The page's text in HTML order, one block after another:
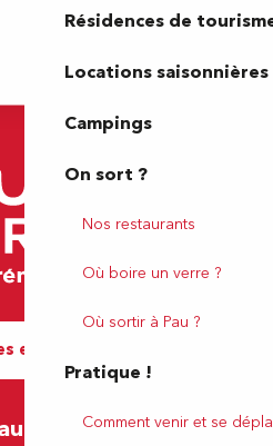
Résidences de
Locations saisonnières
Campings
On sort ?
Nos restaurants
Où boire un verre ?
Où sortir à Pau ?
Pratique !
Comment venir et se
Brochures
et contact
de Pau